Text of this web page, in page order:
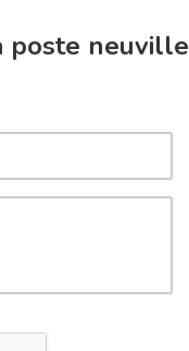
poste neuville